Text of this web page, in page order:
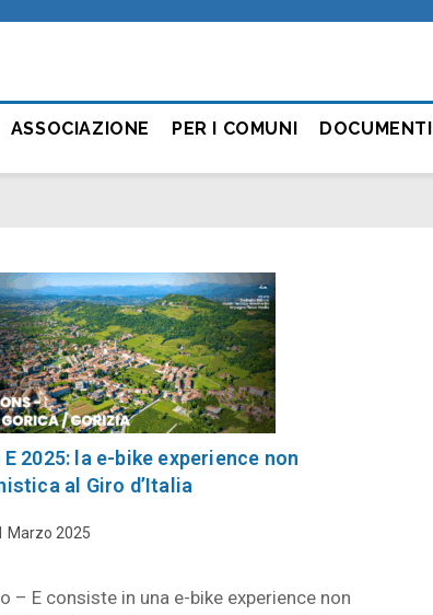
ASSOCIAZIONE PER I COMUNI DOCUMENTI
E 2025: la e-bike experience non
al Giro d’Italia
Marzo 2025
– E consiste in una e-bike experience non